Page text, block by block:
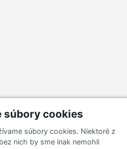
newslettera a nenechajte si
súbory cookies
súbory cookies. Niektoré z
nich by sme inak nemohli